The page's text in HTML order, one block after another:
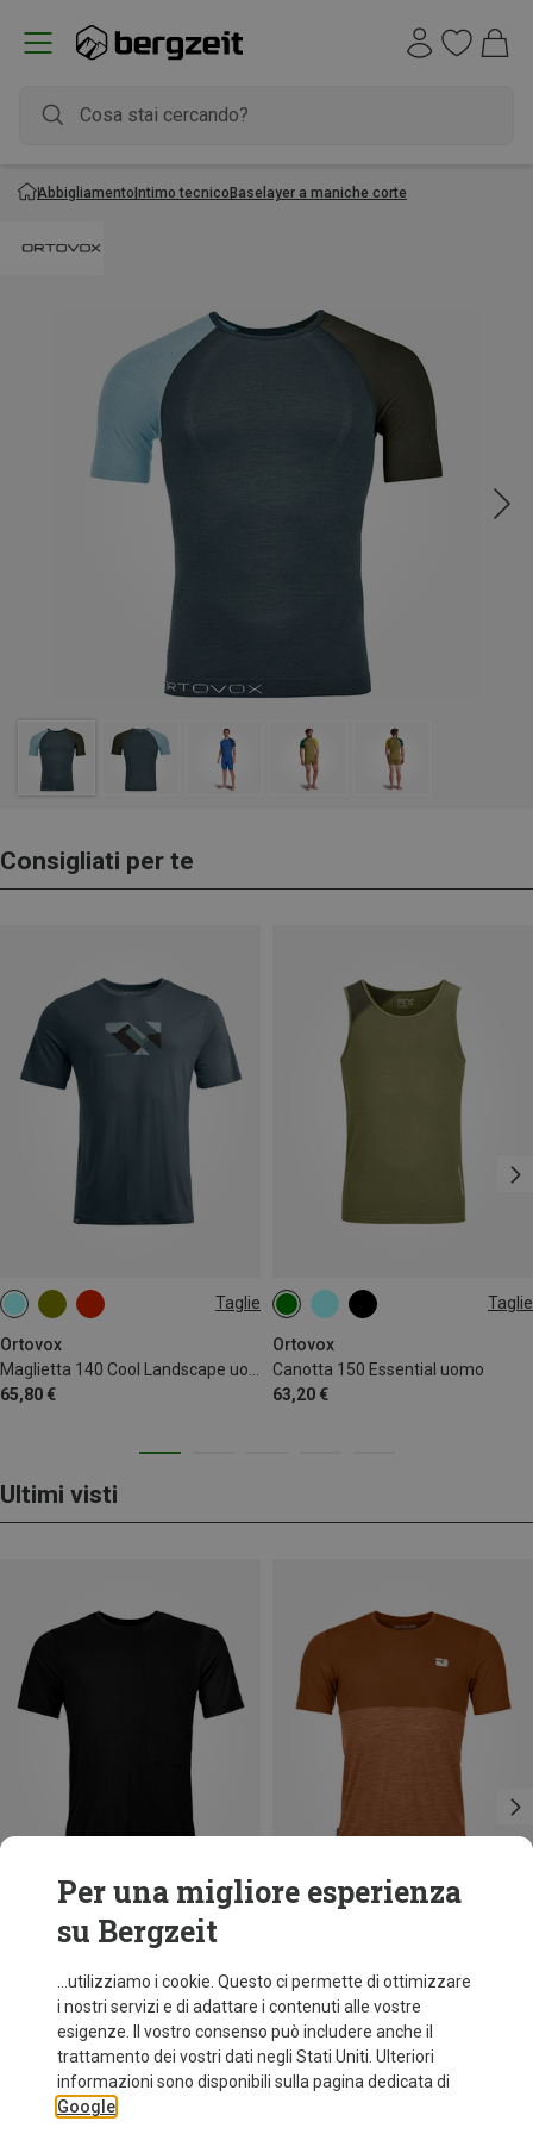
AbbigliamentoIntimo tecnicoBaselayer a maniche corte
Consigliati per te
Taglie
Ortovox
65,80 €
S L XL Taglie
Ortovox
Canotta 150 Essential uomo
63,20 €
S M L
Ultimi visti
Risparmi 36%
Per una migliore esperienza
su Bergzeit
...utilizziamo i cookie. Questo ci permette di ottimizzare
i nostri servizi e di adattare i contenuti alle vostre
esigenze. Il vostro consenso può includere anche il
trattamento dei vostri dati negli Stati Uniti. Ulteriori
informazioni sono disponibili sulla pagina dedicata di
Google